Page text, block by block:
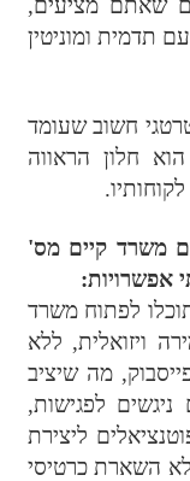
תדמית ומוניטין
חשוב שעומד
חלון הראווה
משרד קיים מס'
אפשרויות:
לפתוח משרד
ויזואלית, ללא
מה שיציב
לפגישות,
ליצירת
השארת כרטיסי